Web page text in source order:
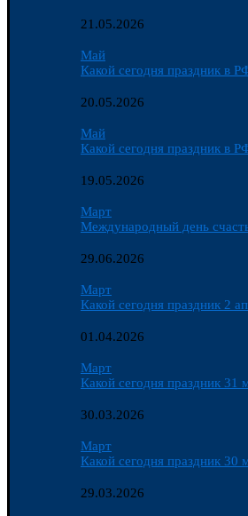
21.05.2026
Май
Какой сегодня праздник в
20.05.2026
Май
Какой сегодня праздник в
19.05.2026
Март
Международный день
29.06.2026
Март
Какой сегодня праздник 2
01.04.2026
Март
Какой сегодня праздник
30.03.2026
Март
Какой сегодня праздник
29.03.2026